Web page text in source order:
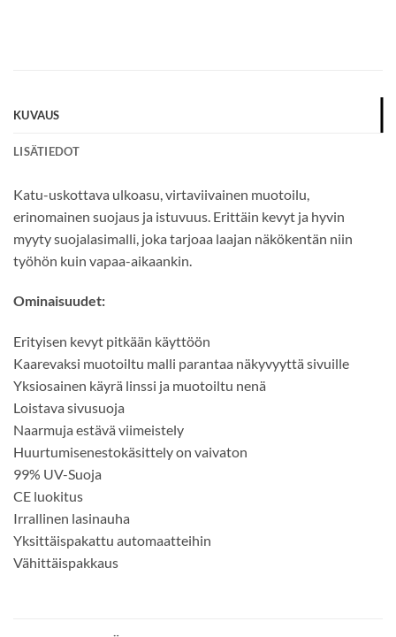
KUVAUS
LISÄTIEDOT
Katu-uskottava ulkoasu, virtaviivainen muotoilu,
erinomainen suojaus ja istuvuus. Erittäin kevyt ja hyvin
myyty suojalasimalli, joka tarjoaa laajan näkökentän niin
työhön kuin vapaa-aikaankin.
Ominaisuudet:
Erityisen kevyt pitkään käyttöön
Kaarevaksi muotoiltu malli parantaa näkyvyyttä sivuille
Yksiosainen käyrä linssi ja muotoiltu nenä
Loistava sivusuoja
Naarmuja estävä viimeistely
Huurtumisenestokäsittely on vaivaton
99% UV-Suoja
CE luokitus
Irrallinen lasinauha
Yksittäispakattu automaatteihin
Vähittäispakkaus